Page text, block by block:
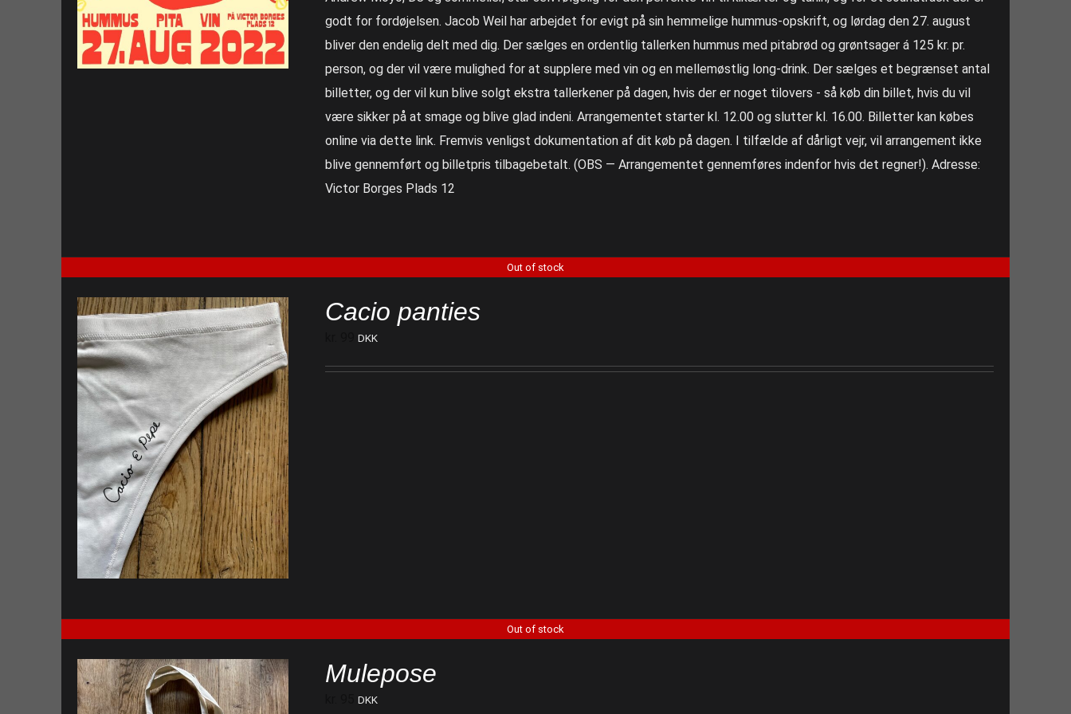
godt for fordøjelsen. Jacob Weil har arbejdet for evigt på sin hemmelige hummus-opskrift, og lørdag den 27. august
bliver den endelig delt med dig. Der sælges en ordentlig tallerken hummus med pitabrød og grøntsager á 125 kr. pr.
person, og der vil være mulighed for at supplere med vin og en mellemøstlig long-drink. Der sælges et begrænset antal
billetter, og der vil kun blive solgt ekstra tallerkener på dagen, hvis der er noget tilovers - så køb din billet, hvis du vil
være sikker på at smage og blive glad indeni. Arrangementet starter kl. 12.00 og slutter kl. 16.00. Billetter kan købes
online via dette link. Fremvis venligst dokumentation af dit køb på dagen. I tilfælde af dårligt vejr, vil arrangement ikke
blive gennemført og billetpris tilbagebetalt. (OBS — Arrangementet gennemføres indenfor hvis det regner!). Adresse:
Victor Borges Plads 12
Out of stock
Cacio panties
DKK
Out of stock
Mulepose
DKK